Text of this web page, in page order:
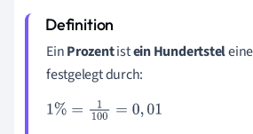
EinProzentistein Hundertstel
festgelegt durch:
1%= 1100=0 01